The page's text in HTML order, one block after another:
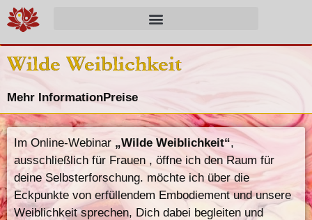
Wilde Weiblichkeit
Mehr InformationPreise
Im Online-Webinar „Wilde Weiblichkeit“,
ausschließlich für Frauen , öffne ich den Raum für
deine Selbsterforschung. möchte ich über die
Eckpunkte von erfüllendem Embodiement und unsere
Weiblichkeit sprechen, Dich dabei begleiten und